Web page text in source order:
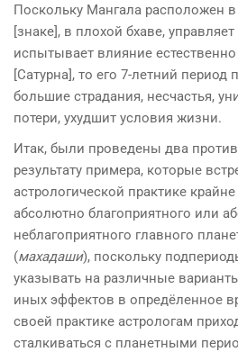
Поскольку Мангала расположен
[знаке], в плохой бхаве, управляет
испытывает влияние
[Сатурна], то его 7-летний период
большие страдания, несчастья,
потери, ухудшит условия жизни.
Итак, были проведены два
ре­зультату примера, которые
астрологической практике
абсолютно благоприятного или
неблагоприятного главного
(махадаши), поскольку
указывать на различные
иных эффектов в опредёленное
своей практике астрологам
сталкиваться с планетными